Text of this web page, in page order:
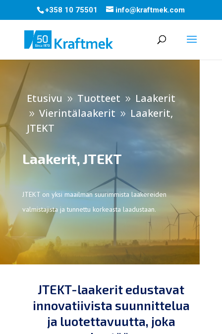
+358 10 75501 info@kraftmek.com
Etusivu 9 Tuotteet 9 Laakerit
9 Vierintälaakerit 9 Laakerit,
JTEKT
Laakerit, JTEKT
JTEKT on yksi maailman suurimmista laakereiden
valmistajista ja tunnettu korkeasta laadustaan.
JTEKT-laakerit edustavat
innovatiivista suunnittelua
ja luotettavuutta, joka